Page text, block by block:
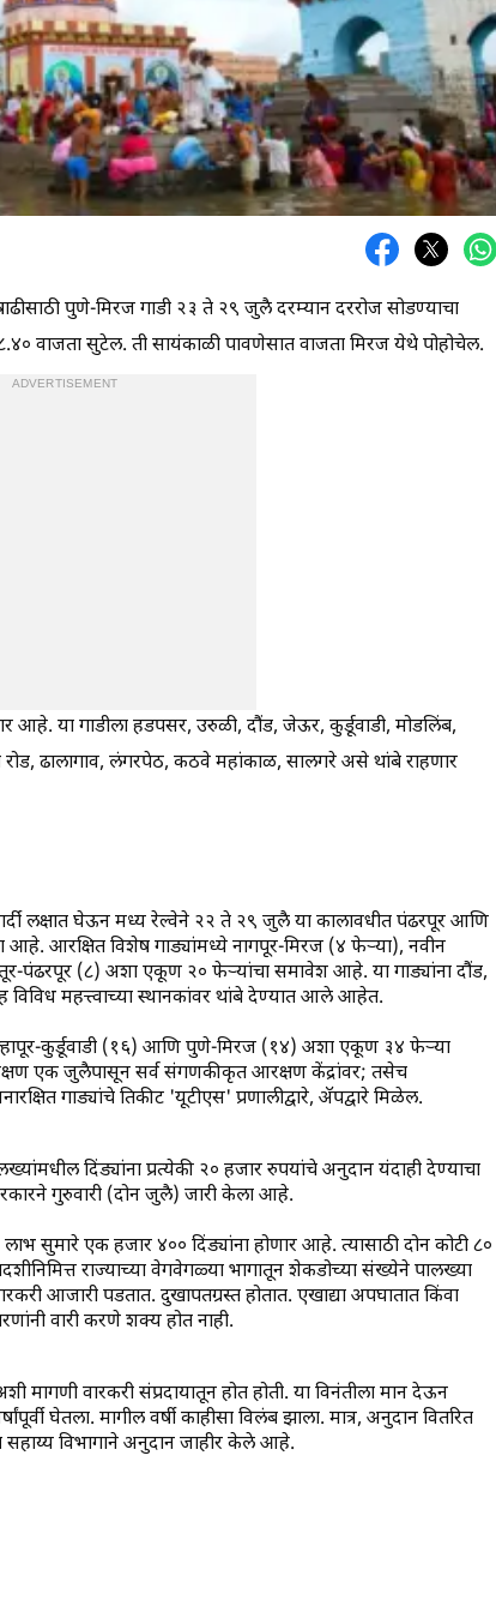
पुणे-मिरज गाडी २३ ते २९ जुलै दरम्यान दररोज सोडण्याचा
वाजता सुटेल. ती सायंकाळी पावणेसात वाजता मिरज येथे पोहोचेल.
ADVERTISEMENT
आहे. या गाडीला हडपसर, उरुळी, दौंड, जेऊर, कुर्डूवाडी, मोडलिंब,
रोड, ढालागाव, लंगरपेठ, कठवे महांकाळ, सालगरे असे थांबे राहणार
लक्षात घेऊन मध्य रेल्वेने २२ ते २९ जुलै या कालावधीत पंढरपूर आणि
आहे. आरक्षित विशेष गाड्यांमध्ये नागपूर-मिरज (४ फेऱ्या), नवीन
पंढरपूर (८) अशा एकूण २० फेऱ्यांचा समावेश आहे. या गाड्यांना दौंड,
महत्त्वाच्या स्थानकांवर थांबे देण्यात आले आहेत.
कुर्डूवाडी (१६) आणि पुणे-मिरज (१४) अशा एकूण ३४ फेऱ्या
एक जुलैपासून सर्व संगणकीकृत आरक्षण केंद्रांवर; तसेच
गाड्यांचे तिकीट 'यूटीएस' प्रणालीद्वारे, ॲपद्वारे मिळेल.
दिंड्यांना प्रत्येकी २० हजार रुपयांचे अनुदान यंदाही देण्याचा
गुरुवारी (दोन जुलै) जारी केला आहे.
सुमारे एक हजार ४०० दिंड्यांना होणार आहे. त्यासाठी दोन कोटी ८०
राज्याच्या वेगवेगळ्या भागातून शेकडोच्या संख्येने पालख्या
आजारी पडतात. दुखापतग्रस्त होतात. एखाद्या अपघातात किंवा
वारी करणे शक्य होत नाही.
मागणी वारकरी संप्रदायातून होत होती. या विनंतीला मान देऊन
घेतला. मागील वर्षी काहीसा विलंब झाला. मात्र, अनुदान वितरित
सहाय्य विभागाने अनुदान जाहीर केले आहे.